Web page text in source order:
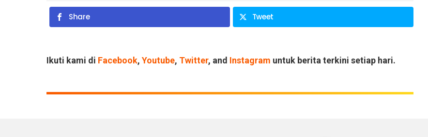
Share Tweet
Ikuti kami di Facebook, Youtube, Twitter, and Instagram untuk berita terkini setiap hari.